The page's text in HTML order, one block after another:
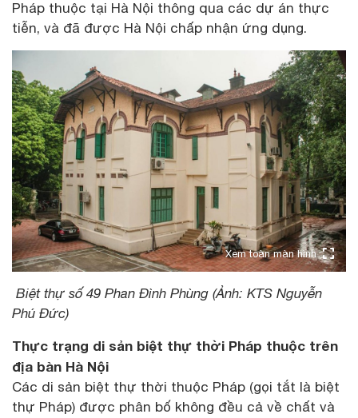
Pháp thuộc tại Hà Nội thông qua các dự án thực
tiễn, và đã được Hà Nội chấp nhận ứng dụng.
Xem toàn màn hình
Biệt thự số 49 Phan Đình Phùng (Ảnh: KTS Nguyễn
Phú Đức)
Thực trạng di sản biệt thự thời Pháp thuộc trên
địa bàn Hà Nội
Các di sản biệt thự thời thuộc Pháp (gọi tắt là biệt
thự Pháp) được phân bố không đều cả về chất và